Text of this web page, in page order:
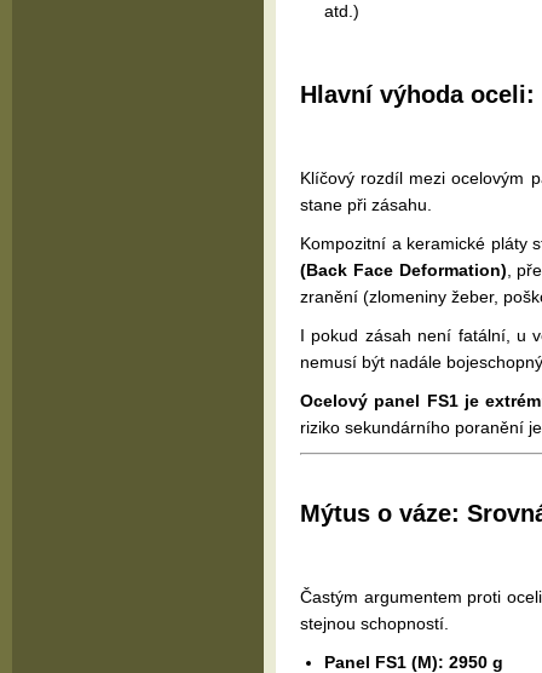
atd.)
Hlavní výhoda
Klíčový rozdíl mezi ocelovým
stane při zásahu.
Kompozitní a keramické pláty
(Back Face Deformation) ,
zranění (zlomeniny žeber,
I pokud zásah není fatální, u
nemusí být nadále
Ocelový panel FS1 je
riziko sekundárního poranění
Mýtus o váze:
Častým argumentem proti
stejnou schopností.
Panel FS1 (M): 2950 g